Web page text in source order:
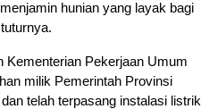
hunian yang layak bagi
Kementerian Pekerjaan Umum
milik Pemerintah Provinsi
telah terpasang instalasi listrik